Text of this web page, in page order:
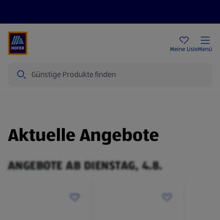
Meine ListeMenü
Aktuelle Angebote
ANGEBOTE AB DIENSTAG, 4.8.